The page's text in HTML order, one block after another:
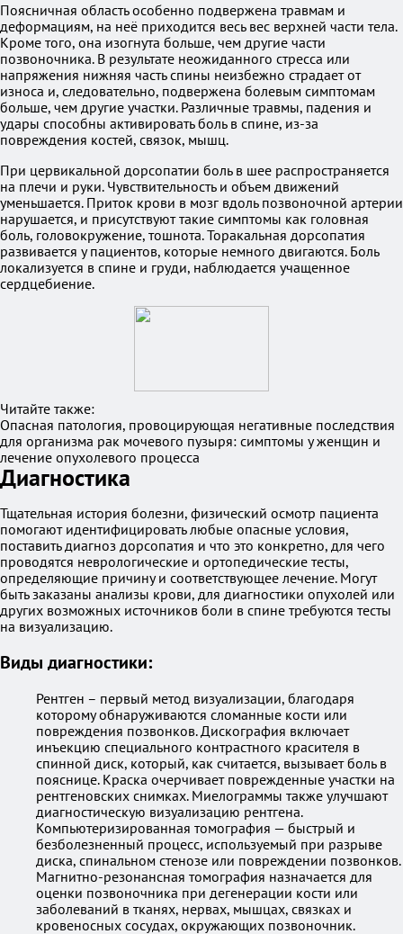
Поясничная область особенно подвержена травмам и
деформациям, на неё приходится весь вес верхней части тела.
Кроме того, она изогнута больше, чем другие части
позвоночника. В результате неожиданного стресса или
напряжения нижняя часть спины неизбежно страдает от
износа и, следовательно, подвержена болевым симптомам
больше, чем другие участки. Различные травмы, падения и
удары способны активировать боль в спине, из-за
повреждения костей, связок, мышц.
При цервикальной дорсопатии боль в шее распространяется
на плечи и руки. Чувствительность и объем движений
уменьшается. Приток крови в мозг вдоль позвоночной артерии
нарушается, и присутствуют такие симптомы как головная
боль, головокружение, тошнота. Торакальная дорсопатия
развивается у пациентов, которые немного двигаются. Боль
локализуется в спине и груди, наблюдается учащенное
сердцебиение.
Читайте также:
Опасная патология, провоцирующая негативные последствия
для организма рак мочевого пузыря: симптомы у женщин и
лечение опухолевого процесса
Диагностика
Тщательная история болезни, физический осмотр пациента
помогают идентифицировать любые опасные условия,
поставить диагноз дорсопатия и что это конкретно, для чего
проводятся неврологические и ортопедические тесты,
определяющие причину и соответствующее лечение. Могут
быть заказаны анализы крови, для диагностики опухолей или
других возможных источников боли в спине требуются тесты
на визуализацию.
Виды диагностики:
Рентген – первый метод визуализации, благодаря
которому обнаруживаются сломанные кости или
повреждения позвонков. Дискография включает
инъекцию специального контрастного красителя в
спинной диск, который, как считается, вызывает боль в
пояснице. Краска очерчивает поврежденные участки на
рентгеновских снимках. Миелограммы также улучшают
диагностическую визуализацию рентгена.
Компьютеризированная томография — быстрый и
безболезненный процесс, используемый при разрыве
диска, спинальном стенозе или повреждении позвонков.
Магнитно-резонансная томография назначается для
оценки позвоночника при дегенерации кости или
заболеваний в тканях, нервах, мышцах, связках и
кровеносных сосудах, окружающих позвоночник.